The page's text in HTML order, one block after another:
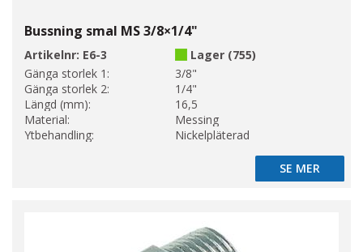
Bussning smal MS 3/8×1/4"
Artikelnr: E6-3
Lager (755)
Gänga storlek 1:
3/8"
Gänga storlek 2:
1/4"
Längd (mm):
16,5
Material:
Messing
Ytbehandling:
Nickelpläterad
SE MER
SE MER